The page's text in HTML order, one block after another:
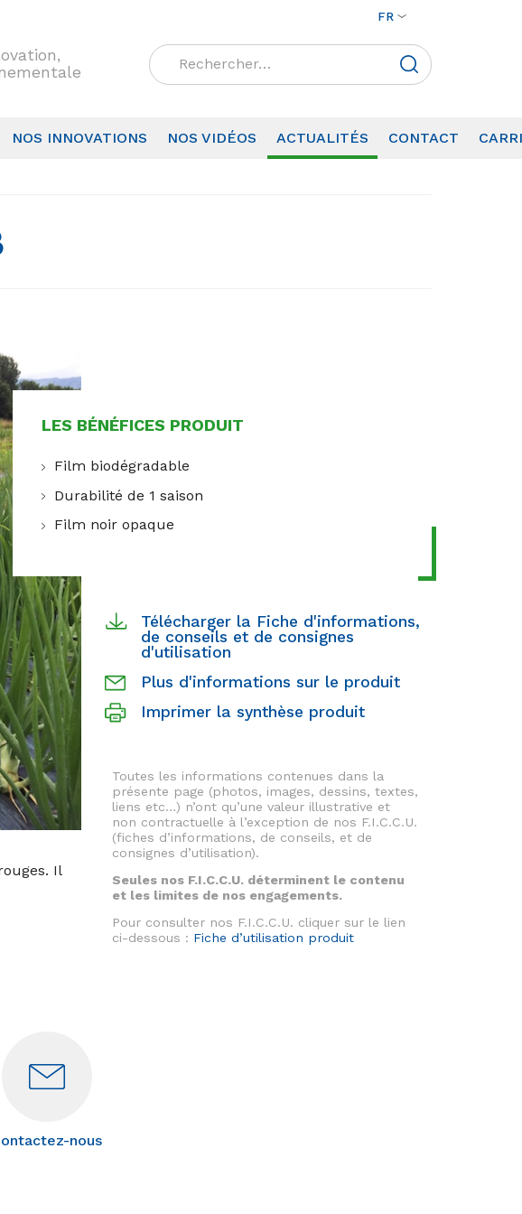
FR
Rechercher :
NOS INNOVATIONS NOS VIDÉOS ACTUALITÉS CONTACT
Il
LES BÉNÉFICES PRODUIT
Film biodégradable
Durabilité de 1 saison
Film noir opaque
Télécharger la Fiche d'informations,
de conseils et de consignes
d'utilisation
Plus d'informations sur le produit
Imprimer la synthèse produit
Toutes les informations contenues dans la
présente page (photos, images, dessins, textes,
liens etc…) n’ont qu’une valeur illustrative et
non contractuelle à l’exception de nos F.I.C.C.U.
(fiches d’informations, de conseils, et de
consignes d’utilisation).
Seules nos F.I.C.C.U. déterminent le contenu
et les limites de nos engagements.
Pour consulter nos F.I.C.C.U. cliquer sur le lien
ci-dessous : Fiche d’utilisation produit
nous